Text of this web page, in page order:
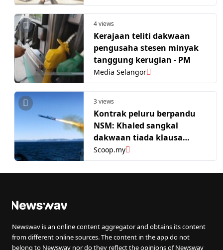
4 views
Kerajaan teliti dakwaan
pengusaha stesen minyak
tanggung kerugian - PM
Media Selangor
3 views
Kontrak peluru berpandu
NSM: Khaled sangkal
dakwaan tiada klausa
lindung kepentingan
negara
Scoop.my
Newswav is an online content aggregator and obtains its content
from different online sources. The content in the app do not
belong to Newswav nor do they reflect the opinions of Newswav